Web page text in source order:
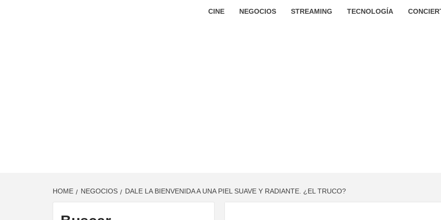
CINE NEGOCIOS STREAMING TECNOLOGÍA
HOME NEGOCIOS DALE LA BIENVENIDA A UNA PIEL SUAVE Y RADIANTE. ¿EL TRUCO?